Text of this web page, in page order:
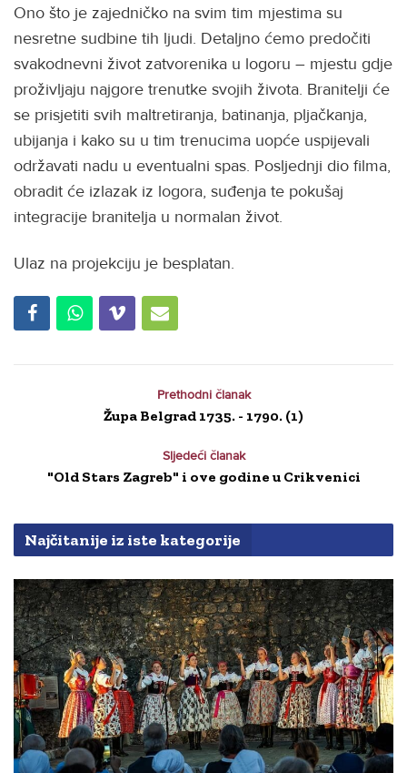
Ono što je zajedničko na svim tim mjestima su
nesretne sudbine tih ljudi. Detaljno ćemo predočiti
svakodnevni život zatvorenika u logoru – mjestu gdje
proživljaju najgore trenutke svojih života. Branitelji će
se prisjetiti svih maltretiranja, batinanja, pljačkanja,
ubijanja i kako su u tim trenucima uopće uspijevali
održavati nadu u eventualni spas. Posljednji dio filma,
obradit će izlazak iz logora, suđenja te pokušaj
integracije branitelja u normalan život.
Ulaz na projekciju je besplatan.
Prethodni članak
Župa Belgrad 1735. - 1790. (1)
Sljedeći članak
"Old Stars Zagreb" i ove godine u Crikvenici
Najčitanije iz iste kategorije